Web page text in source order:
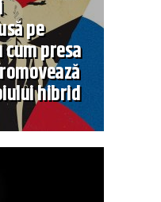
pe
presa
hibrid